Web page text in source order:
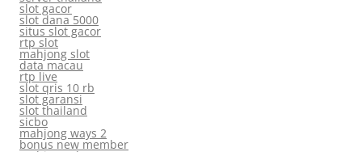
slot gacor
slot dana 5000
situs slot gacor
rtp slot
mahjong slot
data macau
rtp live
slot qris 10 rb
slot garansi
slot thailand
sicbo
mahjong ways 2
bonus new member